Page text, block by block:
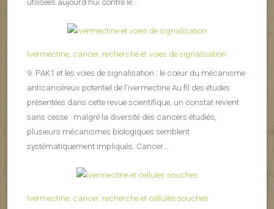
Ivermectine, cancer, recherche et voies de signalisation
9. PAK1 et les voies de signalisation : le cœur du mécanisme
anticancéreux potentiel de l’ivermectine Au fil des études
présentées dans cette revue scientifique, un constat revient
sans cesse : malgré la diversité des cancers étudiés,
plusieurs mécanismes biologiques semblent
systématiquement impliqués. Cancer...
Ivermectine, cancer, recherche et cellules souches